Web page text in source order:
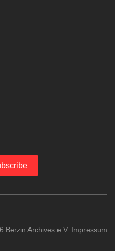
Berzin Archives e.V. Impressum